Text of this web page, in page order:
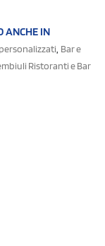
ANCHE IN
, Bar e
Ristoranti e Bar